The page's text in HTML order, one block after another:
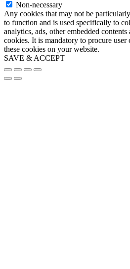
Non-necessary
Any cookies that may not be
to function and is used specifically to
analytics, ads, other embedded contents
cookies. It is mandatory to procure
these cookies on your website.
SAVE & ACCEPT